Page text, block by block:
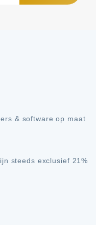
& software op maat
steeds exclusief 21%